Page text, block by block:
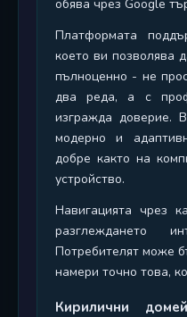
обява чрез Google
Платформата
което ви позволява
пълноценно - не
два реда, а с
изгражда доверие.
модерно и
добре както на
устройство.
Навигацията чрез
разглеждането
Потребителят може
намери точно това,
Кирилични